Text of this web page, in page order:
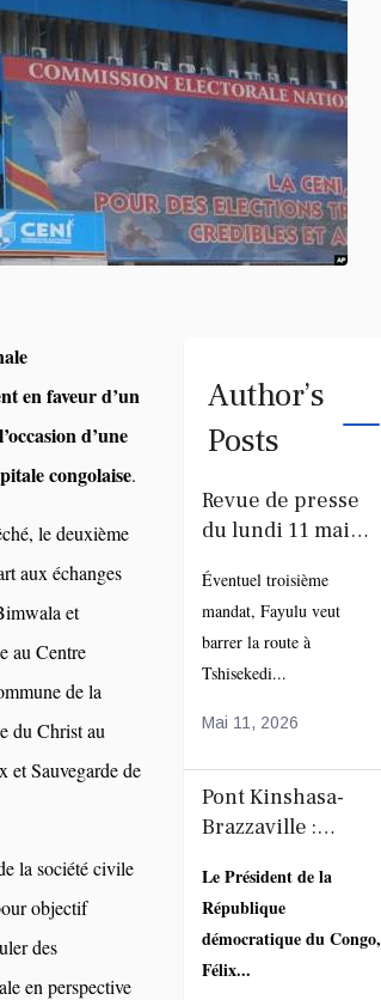
en faveur d’un
d’une
congolaise.
le deuxième
aux échanges
et
au Centre
de la
du Christ au
et Sauvegarde de
la société civile
objectif
des
en perspective
Author’s
Posts
Revue de presse
du lundi 11 mai
Éventuel troisième
mandat, Fayulu veut
barrer la route à
Tshisekedi...
Mai 11, 2026
Pont Kinshasa-
Brazzaville :
Sassou accélèrent
la coopération
autour du projet
route-rail
Le Président de la
République
démocratique du Congo,
Félix...